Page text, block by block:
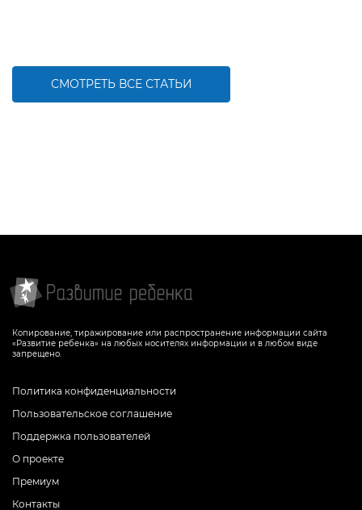
СМОТРЕТЬ ВСЕ СТАТЬИ
Копирование, тиражирование или распространение информации сайта
«Развитие ребенка» на любых носителях информации и в любом виде
запрещено.
Политика конфиденциальности
Пользовательское соглашение
Поддержка пользователей
О проекте
Премиум
Контакты